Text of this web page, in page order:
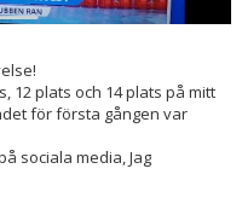
12 plats och 14 plats på mitt
för första gången var
sociala media, Jag